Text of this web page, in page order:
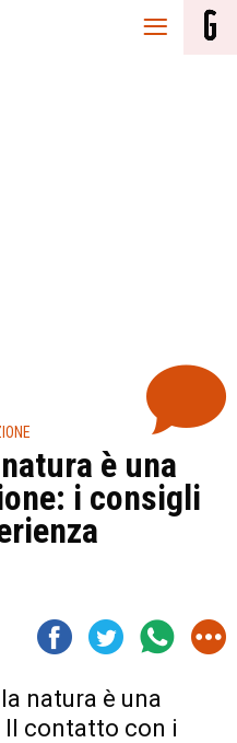
è una
i consigli
natura è una
contatto con i